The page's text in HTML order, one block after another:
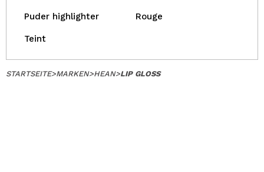
Puder highlighter Rouge
Teint
STARTSEITE>MARKEN>HEAN>LIP GLOSS